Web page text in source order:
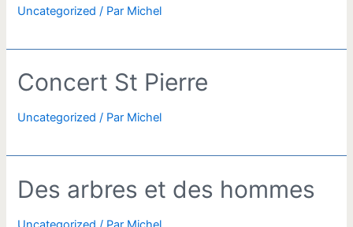
Uncategorized / Par Michel
Concert St Pierre
Uncategorized / Par Michel
Des arbres et des hommes